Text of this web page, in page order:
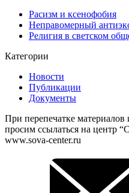
Расизм и ксенофобия
Неправомерный
Религия в светском
Категории
Новости
Публикации
Документы
При перепечатке
просим ссылаться на центр
www.sova-center.ru